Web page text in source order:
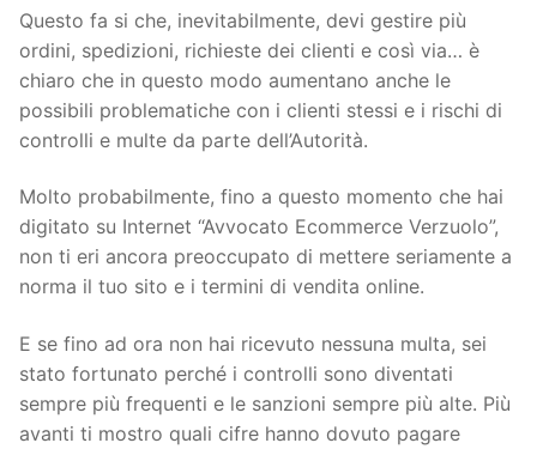
Questo fa si che, inevitabilmente, devi gestire più
ordini, spedizioni, richieste dei clienti e così via… è
chiaro che in questo modo aumentano anche le
possibili problematiche con i clienti stessi e i rischi di
controlli e multe da parte dell’Autorità.
Molto probabilmente, fino a questo momento che hai
digitato su Internet “Avvocato Ecommerce Verzuolo”,
non ti eri ancora preoccupato di mettere seriamente a
norma il tuo sito e i termini di vendita online.
E se fino ad ora non hai ricevuto nessuna multa, sei
stato fortunato perché i controlli sono diventati
sempre più frequenti e le sanzioni sempre più alte. Più
avanti ti mostro quali cifre hanno dovuto pagare